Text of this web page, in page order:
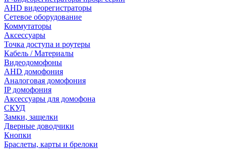
AHD видеорегистраторы
Сетевое оборудование
Коммутаторы
Аксессуары
Точка доступа и роутеры
Кабель / Материалы
Видеодомофоны
AHD домофония
Аналоговая домофония
IP домофония
Аксессуары для домофона
СКУД
Замки, защелки
Дверные доводчики
Кнопки
Браслеты, карты и брелоки